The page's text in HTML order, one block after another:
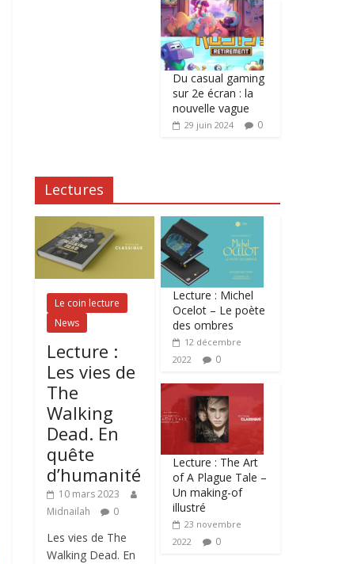
Du casual gaming
sur 2e écran : la
nouvelle vague
29 juin 2024 0
Lectures
Le coin lecture
News
Lecture :
Les vies de
The
Walking
Dead. En
quête
d’humanité
10 mars 2023
Midnailah
0
Les vies de The
Walking Dead. En
Lecture : Michel
Ocelot – Le poète
des ombres
12 décembre
2022
0
Lecture : The Art
of A Plague Tale –
Un making-of
illustré
23 novembre
2022
0